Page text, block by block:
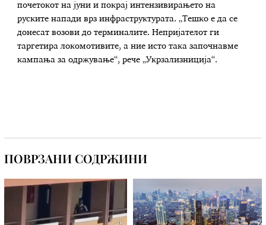
почетокот на јуни и покрај интензивирањето на
руските напади врз инфраструктурата. „Тешко е да се
донесат возови до терминалите. Непријателот ги
таргетира локомотивите, а ние исто така започнавме
кампања за одржување“, рече „Укрзализниција“.
ПОВРЗАНИ СОДРЖИНИ